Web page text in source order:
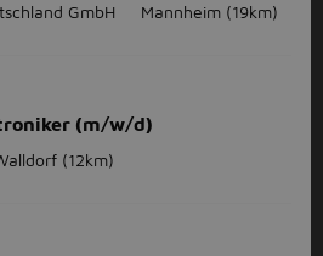
GmbH Mannheim (19km)
(m/w/d)
(12km)